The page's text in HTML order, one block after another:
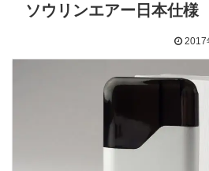
ソウリンエアー日本仕様
2017